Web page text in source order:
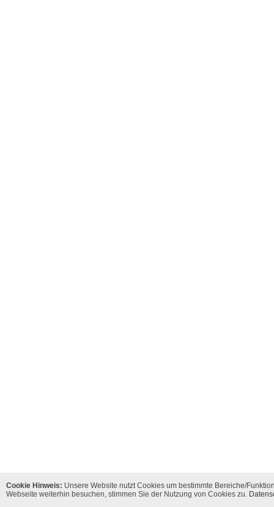
Cookie Hinweis: Unsere Website nutzt Cookies um bestimmte Bereiche/
Webseite weiterhin besuchen, stimmen Sie der Nutzung von Cookies zu.